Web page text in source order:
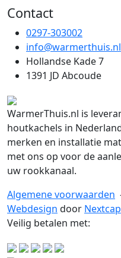
Contact
0297-303002
info@warmerthuis.nl
Hollandse Kade 7
1391 JD Abcoude
WarmerThuis.nl is
houtkachels in
merken en installatie
met ons op voor de
uw rookkanaal.
Algemene voorwaarden
Webdesign door Nextcap
Veilig betalen met: